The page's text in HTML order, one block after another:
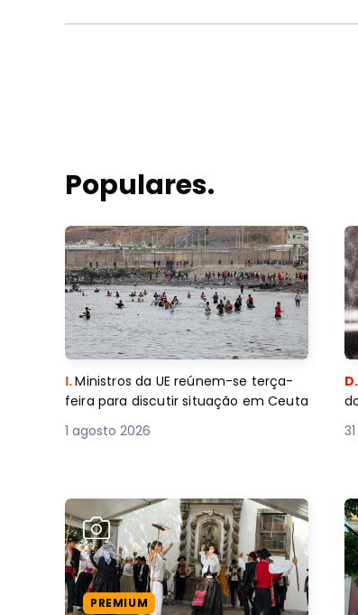
Populares.
I.Ministros da UE reúnem-se terça-
feira para discutir situação em Ceuta
1 agosto 2026
PREMIUM